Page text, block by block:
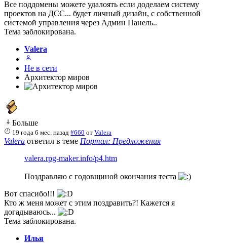
Все поддомены можете удалоять если доделаем систему
проектов на ДСС... будет личный дизайн, с собственной
системой управления через Админ Панель..
Тема заблокирована.
Valera
Не в сети
Архитектор миров
Больше
19 года 6 мес. назад #660 отValera
Valera ответил в теме Портал: Предложения
valera.rpg-maker.info/p4.htm
Поздравляю с годовщиной окончания теста
Вот спасибо!!!
Кто ж меня может с этим поздравить?! Кажется я
догадываюсь...
Тема заблокирована.
Илья